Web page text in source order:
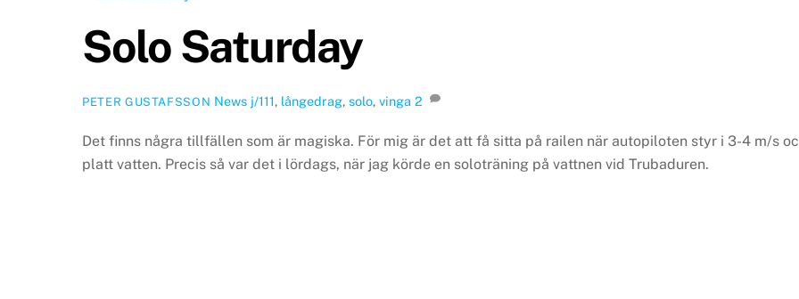
Solo Saturday
PETER GUSTAFSSON News j/111, långedrag,solo,vinga 2
Det finns några tillfällen som är magiska. För mig är det att få sitta på railen när autopiloten styr i 3-4 m/s
platt vatten. Precis så var det i lördags, när jag körde en soloträning på vattnen vid Trubaduren.